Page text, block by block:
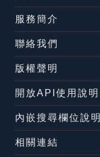
服務簡介
聯絡我們
版權聲明
開放API使用說明
內嵌搜尋欄位說明
相關連結